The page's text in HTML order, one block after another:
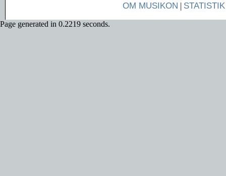
OM MUSIKON | STATISTIK
Page generated in 0.2219 seconds.